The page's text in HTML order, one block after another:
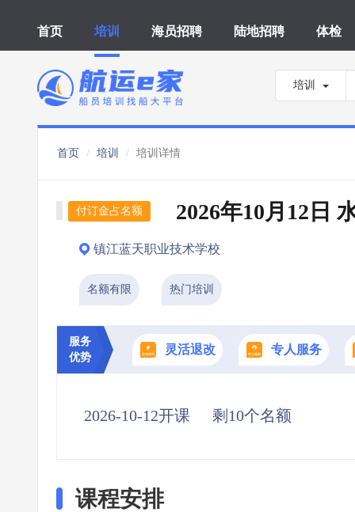
首页 培训 海员招聘 陆地招聘 体检
培训
首页 培训 培训详情
付订金占名额 2026年10月12日
镇江蓝天职业技术学校
名额有限 热门培训
服务
优势
灵活退改 专人服务
2026-10-12开课 剩10个名额
课程安排